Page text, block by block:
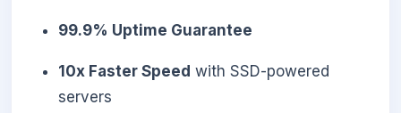
99.9% Uptime Guarantee
10x Faster Speed with SSD-powered
servers